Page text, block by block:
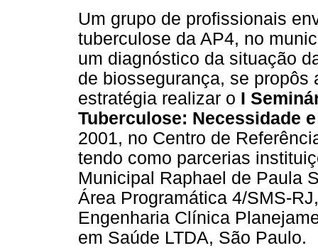
Um grupo de profissionais
tuberculose da AP4, no
um diagnóstico da situação
de biossegurança, se propôs
estratégia realizar o I
Tuberculose: Necessidade
2001, no Centro de
tendo como parcerias
Municipal Raphael de Paula
Área Programática 4/SMS-
Engenharia Clínica
em Saúde LTDA, São Paulo.